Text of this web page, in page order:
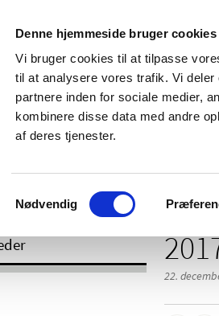
Denne hjemmeside bruger cookies
Vi bruger cookies til at tilpasse
til at analysere vores trafik. Vi
partnere inden for sociale medier,
kombinere disse data med andre
af deres tjenester.
Samtykkevalg
Nødvendig
og
Bivirkninger og
produktinformation
/ 2017
22.